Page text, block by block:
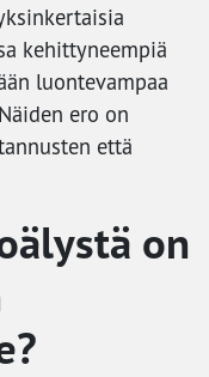
kehittyneempiä
luontevampaa
ero on
että
on